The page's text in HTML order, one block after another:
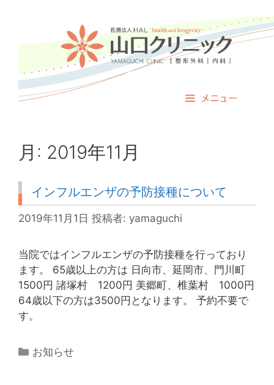
メニュー
月: 2019年11月
インフルエンザの予防接種について
2019年11月1日 投稿者: yamaguchi
当院ではインフルエンザの予防接種を行っており
ます。 65歳以上の方は 日向市、延岡市、門川町
1500円 諸塚村 1200円 美郷町、椎葉村 1000円
64歳以下の方は3500円となります。 予約不要で
す。
カ
お知らせ